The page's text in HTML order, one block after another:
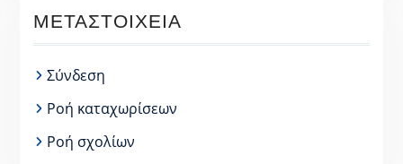
ΜΕΤΑΣΤΟΙΧΕΊΑ
Σύνδεση
Ροή καταχωρίσεων
Ροή σχολίων